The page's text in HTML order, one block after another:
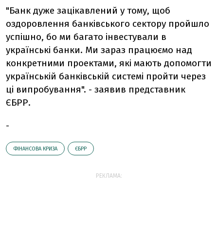
"Банк дуже зацікавлений у тому, щоб
оздоровлення банківського сектору пройшло
успішно, бо ми багато інвестували в
українські банки. Ми зараз працюємо над
конкретними проектами, які мають допомогти
українській банківській системі пройти через
ці випробування". - заявив представник
ЄБРР.
-
ФІНАНСОВА КРИЗА ЄБРР
РЕКЛАМА: